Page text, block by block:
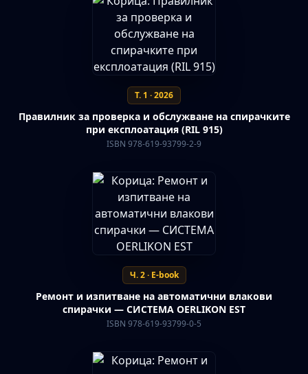
Т. 1 · 2026
Правилник за проверка и обслужване на спирачките
при експлоатация (RIL 915)
ISBN 978-619-93799-2-9
Ч. 2 · E-book
Ремонт и изпитване на автоматични влакови
спирачки — СИСТЕМА OERLIKON EST
ISBN 978-619-93799-0-5